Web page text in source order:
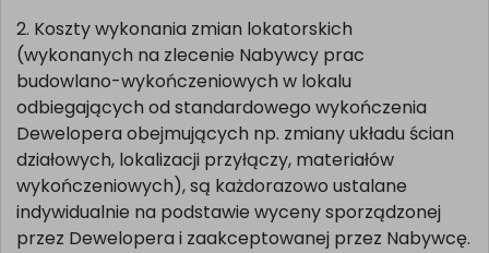
2. Koszty wykonania zmian lokatorskich
(wykonanych na zlecenie Nabywcy prac
budowlano-wykończeniowych w lokalu
odbiegających od standardowego wykończenia
Dewelopera obejmujących np. zmiany układu ścian
działowych, lokalizacji przyłączy, materiałów
wykończeniowych), są każdorazowo ustalane
indywidualnie na podstawie wyceny sporządzonej
przez Dewelopera i zaakceptowanej przez Nabywcę.